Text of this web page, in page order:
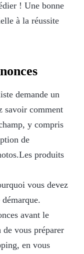
! Une bonne
à la réussite
demande un
savoir comment
y compris
de
produits
vous devez
avant le
vous préparer
en vous